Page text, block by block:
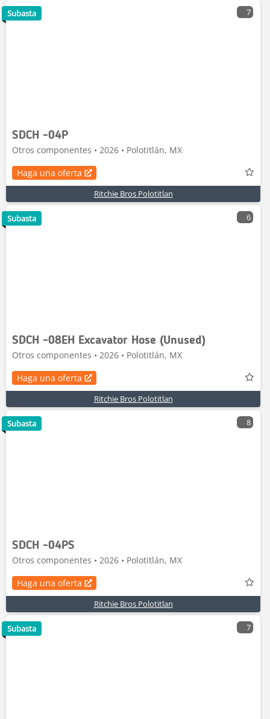
7
SDCH -04P
Otros componentes • 2026 • Polotitlán, MX
Haga una oferta
Ritchie Bros Polotitlan
Subasta
6
SDCH -08EH Excavator Hose (Unused)
Otros componentes • 2026 • Polotitlán, MX
Haga una oferta
Ritchie Bros Polotitlan
Subasta
8
SDCH -04PS
Otros componentes • 2026 • Polotitlán, MX
Haga una oferta
Ritchie Bros Polotitlan
Subasta
7
Subasta